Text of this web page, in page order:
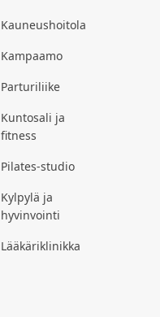
Kauneushoitola
Kampaamo
Parturiliike
Kuntosali ja
fitness
Pilates-studio
Kylpylä ja
hyvinvointi
Lääkäriklinikka